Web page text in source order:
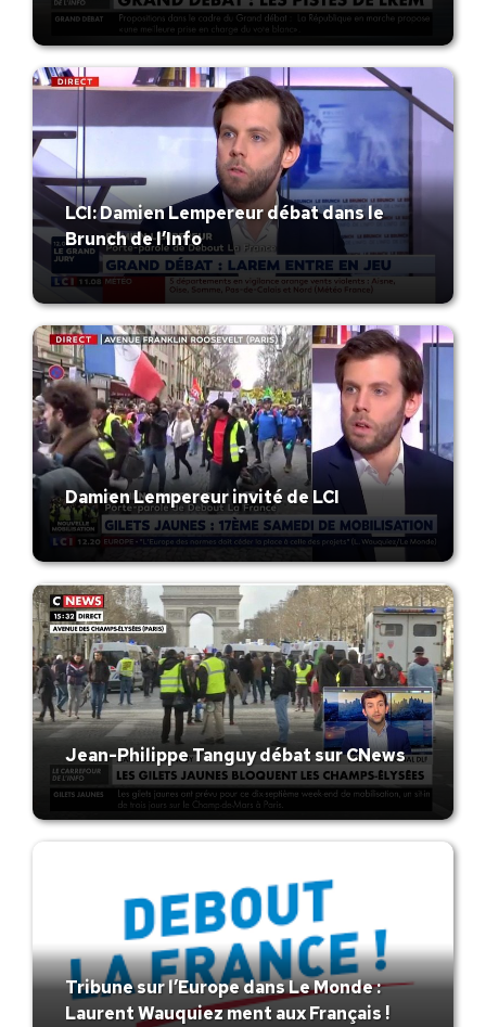
LCI: Damien Lempereur débat dans le
Brunch de l’Info
Damien Lempereur invité de LCI
Jean-Philippe Tanguy débat sur CNews
Tribune sur l’Europe dans Le Monde :
Laurent Wauquiez ment aux Français !